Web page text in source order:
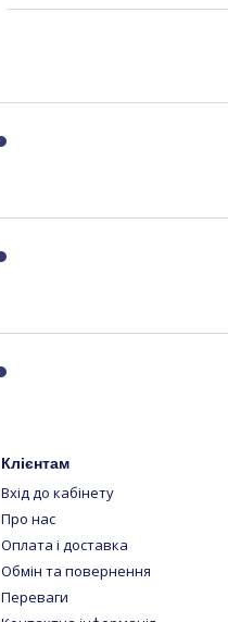
Клієнтам
Вхід до кабінету
Про нас
Оплата і доставка
Обмін та повернення
Переваги